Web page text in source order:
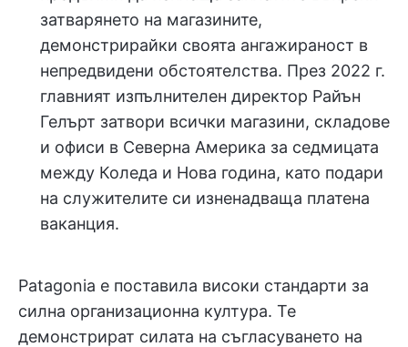
затварянето на магазините,
демонстрирайки своята ангажираност в
непредвидени обстоятелства. През 2022 г.
главният изпълнителен директор Райън
Гелърт затвори всички магазини, складове
и офиси в Северна Америка за седмицата
между Коледа и Нова година, като подари
на служителите си изненадваща платена
ваканция.
Patagonia е поставила високи стандарти за
силна организационна култура. Те
демонстрират силата на съгласуването на